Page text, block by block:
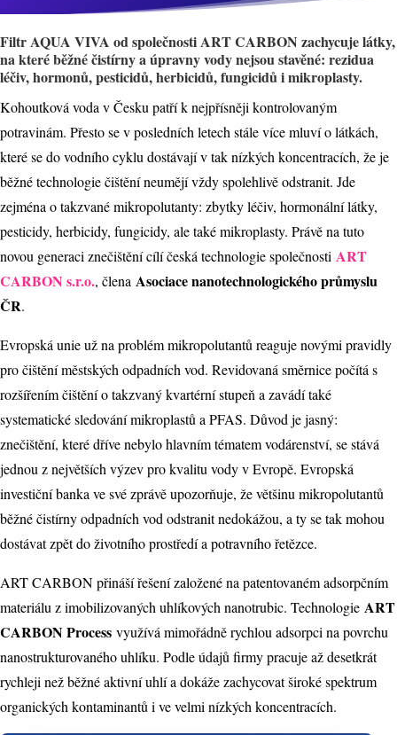
Filtr AQUA VIVA od společnosti ART CARBON zachycuje látky,
na které běžné čistírny a úpravny vody nejsou stavěné: rezidua
léčiv, hormonů, pesticidů, herbicidů, fungicidů i mikroplasty.
Kohoutková voda v Česku patří k nejpřísněji kontrolovaným
potravinám. Přesto se v posledních letech stále více mluví o látkách,
které se do vodního cyklu dostávají v tak nízkých koncentracích, že je
běžné technologie čištění neumějí vždy spolehlivě odstranit. Jde
zejména o takzvané mikropolutanty: zbytky léčiv, hormonální látky,
pesticidy, herbicidy, fungicidy, ale také mikroplasty. Právě na tuto
novou generaci znečištění cílí česká technologie společnosti ART
CARBON s.r.o., člena Asociace nanotechnologického průmyslu
ČR.
Evropská unie už na problém mikropolutantů reaguje novými pravidly
pro čištění městských odpadních vod. Revidovaná směrnice počítá s
rozšířením čištění o takzvaný kvartérní stupeň a zavádí také
systematické sledování mikroplastů a PFAS. Důvod je jasný:
znečištění, které dříve nebylo hlavním tématem vodárenství, se stává
jednou z největších výzev pro kvalitu vody v Evropě. Evropská
investiční banka ve své zprávě upozorňuje, že většinu mikropolutantů
běžné čistírny odpadních vod odstranit nedokážou, a ty se tak mohou
dostávat zpět do životního prostředí a potravního řetězce.
ART CARBON přináší řešení založené na patentovaném adsorpčním
materiálu z imobilizovaných uhlíkových nanotrubic. Technologie ART
CARBON Process využívá mimořádně rychlou adsorpci na povrchu
nanostrukturovaného uhlíku. Podle údajů firmy pracuje až desetkrát
rychleji než běžné aktivní uhlí a dokáže zachycovat široké spektrum
organických kontaminantů i ve velmi nízkých koncentracích.